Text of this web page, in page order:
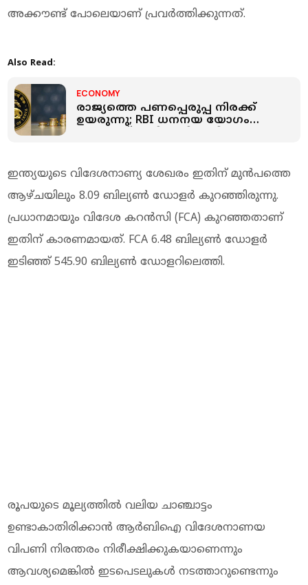
അക്കൗണ്ട് പോലെയാണ് പ്രവര്‍ത്തിക്കുന്നത്.
Also Read:
ECONOMY
രാജ്യത്തെ പണപ്പെരുപ്പ നിരക്ക്
ഉയരുന്നു; RBI ധനനയ യോഗം
ഇന്ത്യയുടെ വിദേശനാണ്യ ശേഖരം ഇതിന് മുന്‍പത്തെ
ആഴ്ചയിലും 8.09 ബില്യണ്‍ ഡോളര്‍ കുറഞ്ഞിരുന്നു.
പ്രധാനമായും വിദേശ കറന്‍സി (FCA) കുറഞ്ഞതാണ്
ഇതിന് കാരണമായത്. FCA 6.48 ബില്യണ്‍ ഡോളര്‍
ഇടിഞ്ഞ് 545.90 ബില്യണ്‍ ഡോളറിലെത്തി.
രൂപയുടെ മൂല്യത്തില്‍ വലിയ ചാഞ്ചാട്ടം
ഉണ്ടാകാതിരിക്കാന്‍ ആര്‍ബിഐ വിദേശനാണയ
വിപണി നിരന്തരം നിരീക്ഷിക്കുകയാണെന്നും
ആവശ്യമെങ്കില്‍ ഇടപെടലുകള്‍ നടത്താറുണ്ടെന്നും